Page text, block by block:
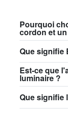
Pourquoi
cordon et
Que signifie
Est-ce que
luminaire ?
Que signifie